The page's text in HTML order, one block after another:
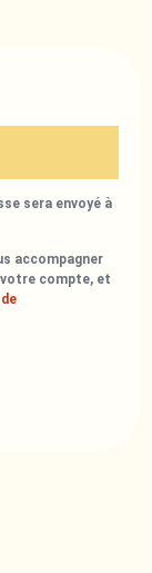
sera envoyé à
accompagner
votre compte, et